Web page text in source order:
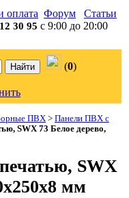
оплата Форум
Статьи
30 95 с 9:00 до 20:00
(0)
ПВХ > Панели ПВХ с
SWX 73 Белое дерево,
SWX
мм